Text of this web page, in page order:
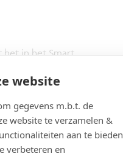
website
gegevens m.b.t. de
website te verzamelen &
aan te bieden
verbeteren en
het in het Smart
alle
lichten
aan de
is
partners
vijfjarig